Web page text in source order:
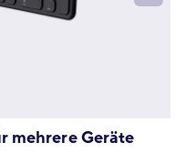
mehrere Geräte